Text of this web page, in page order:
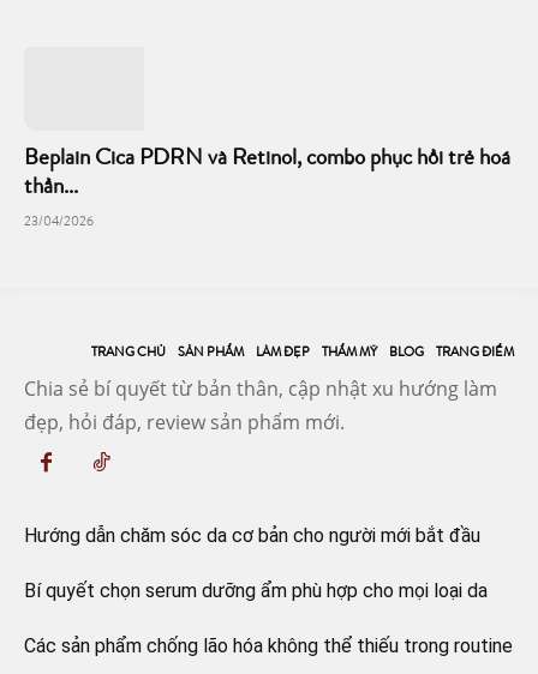
Beplain Cica PDRN và Retinol, combo phục hồi trẻ hoá
thần...
23/04/2026
TRANG CHỦ SẢN PHẨM LÀM ĐẸP THẨM MỸ BLOG TRANG ĐIỂM
Chia sẻ bí quyết từ bản thân, cập nhật xu hướng làm
đẹp, hỏi đáp, review sản phẩm mới.
Hướng dẫn chăm sóc da cơ bản cho người mới bắt đầu
Bí quyết chọn serum dưỡng ẩm phù hợp cho mọi loại da
Các sản phẩm chống lão hóa không thể thiếu trong routine